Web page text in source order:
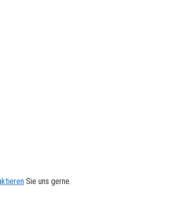
Sie uns gerne.